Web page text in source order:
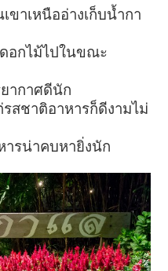
ขาเหนืออ่างเก็บน้ำกา
อกไม้ไปในขณะ
ากาศดีนัก
สชาติอาหารก็ดีงามไม่
ารน่าคบหายิ่งนัก